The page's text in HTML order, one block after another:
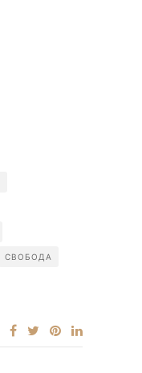
СВОБОДА